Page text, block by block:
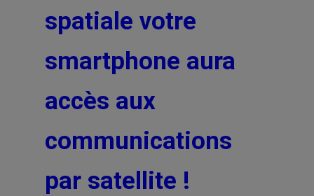
spatiale votre
smartphone aura
accès aux
communications
par satellite !